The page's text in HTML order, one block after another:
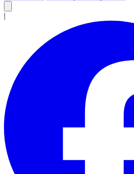
|